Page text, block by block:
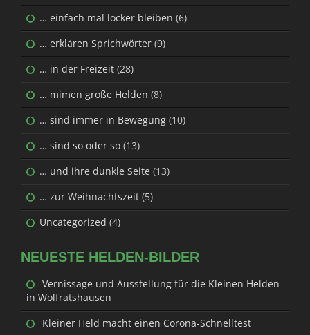
… einfach mal locker bleiben (6)
… erklären Sprichwörter (9)
… in der Freizeit (28)
… mimen große Helden (8)
… sind immer in Bewegung (10)
… sind so oder so (13)
… und ihre dunkle Seite (13)
… zur Weihnachtszeit (5)
Uncategorized (4)
NEUESTE HELDEN-BILDER
Vernissage und Ausstellung für die Kleinen Helden
in Wolfratshausen
Kleiner Held macht einen Corona-Schnelltest